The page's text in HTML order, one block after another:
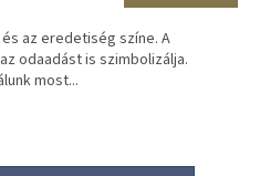
az eredetiség színe. A
odaadást is szimbolizálja.
most...